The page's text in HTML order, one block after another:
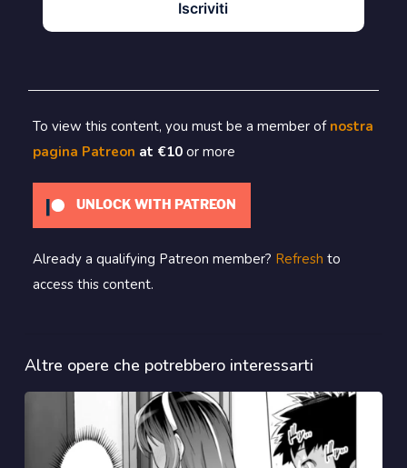
Iscriviti
To view this content, you must be a member of nostra
pagina Patreon at €10 or more
UNLOCK WITH PATREON
Already a qualifying Patreon member? Refresh to
access this content.
Altre opere che potrebbero interessarti